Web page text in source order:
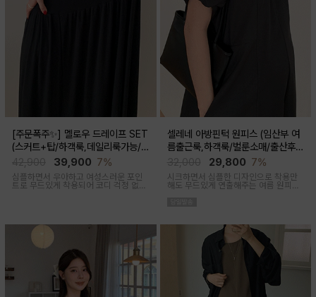
[주문폭주✨] 멜로우 드레이프 SET
(스커트+탑/하객룩,데일리룩가능/
임산부,출산후 착용가능)
39,900 7%
심플하면서 우아하고 여성스러운 포인
트로 무드있게 착용되어 코디 걱정 없는
셀레네 아방핀턱 원피스 (임산부 여
름출근룩,하객룩/벌룬소매/출산후
29,800 7%
시크하면서 심플한 디자인으로 착용만
해도 무드있게 연출해주는 여름 원피스